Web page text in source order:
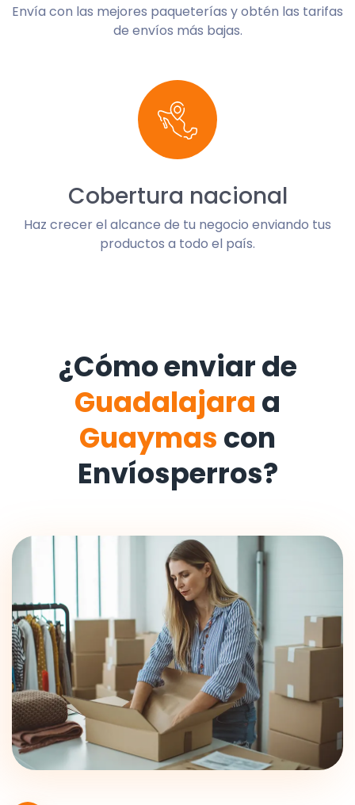
Envía con las mejores paqueterías y obtén las tarifas
de envíos más bajas.
Cobertura nacional
Haz crecer el alcance de tu negocio enviando tus
productos a todo el país.
¿Cómo enviar de
Guadalajara a
Guaymas con
Envíosperros?